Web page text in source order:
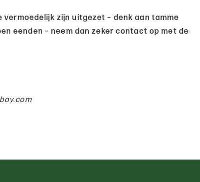
vermoedelijk zijn uitgezet – denk aan tamme
eenden – neem dan zeker contact op met de